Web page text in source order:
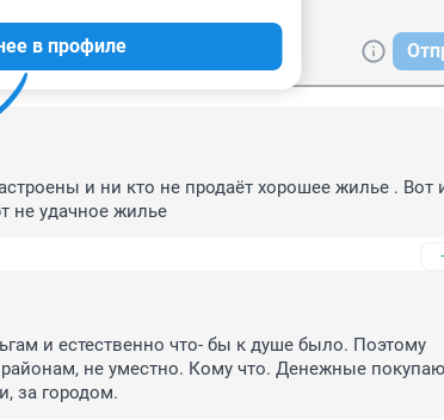
в профиле
и ни кто не продаёт хорошее жилье . Вот
не удачное жилье
и естественно что- бы к душе было. Поэтому
не уместно. Кому что. Денежные
за городом.